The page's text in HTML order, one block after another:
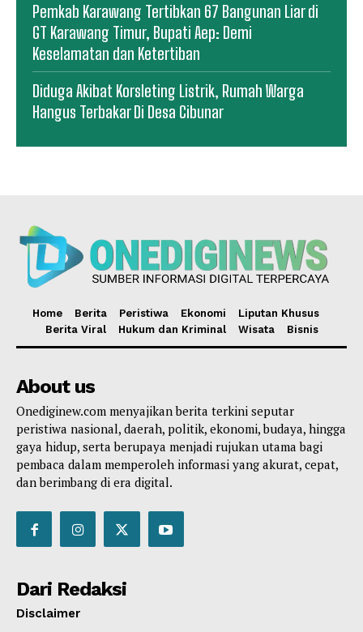
Pemkab Karawang Tertibkan 67 Bangunan Liar di
GT Karawang Timur, Bupati Aep: Demi
Keselamatan dan Ketertiban
Diduga Akibat Korsleting Listrik, Rumah Warga
Hangus Terbakar Di Desa Cibunar
Home Berita Peristiwa Ekonomi
Liputan Khusus
Berita Viral
Hukum dan Kriminal Wisata Bisnis
About us
Onediginew.com menyajikan berita terkini seputar
peristiwa nasional, daerah, politik, ekonomi, budaya, hingga
gaya hidup, serta berupaya menjadi rujukan utama bagi
pembaca dalam memperoleh informasi yang akurat, cepat,
dan berimbang di era digital.
Dari Redaksi
Disclaimer